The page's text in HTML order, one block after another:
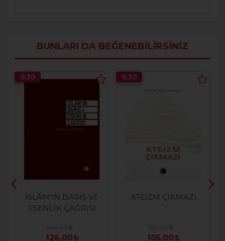
BUNLARI DA BEĞENEBILIRSINIZ
İSLÂM'IN BARIŞ VE
ESENLİK ÇAĞRISI
126,00
%30
ATEİZM ÇIKMAZI
105,00
%30